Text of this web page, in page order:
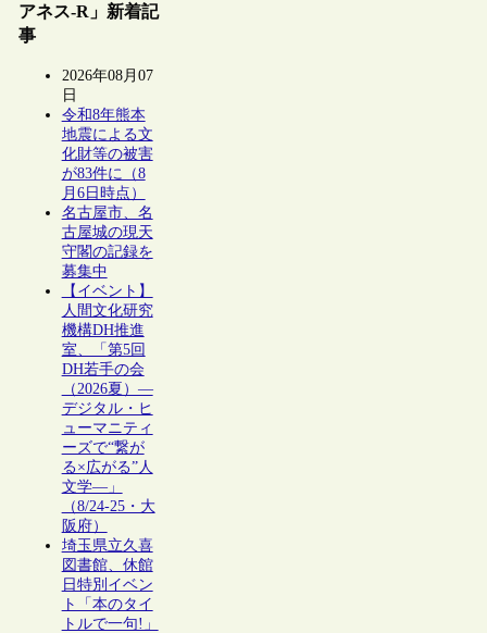
アネス-R」新着記
事
2026年08月07
日
令和8年熊本
地震による文
化財等の被害
が83件に（8
月6日時点）
名古屋市、名
古屋城の現天
守閣の記録を
募集中
【イベント】
人間文化研究
機構DH推進
室、「第5回
DH若手の会
（2026夏）―
デジタル・ヒ
ューマニティ
ーズで“繋が
る×広がる”人
文学―」
（8/24-25・大
阪府）
埼玉県立久喜
図書館、休館
日特別イベン
ト「本のタイ
トルで一句!」